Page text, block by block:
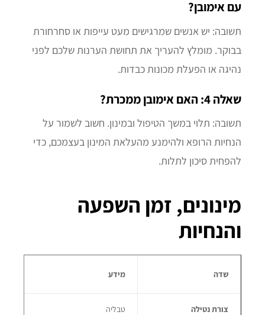
עם אימובן?
תשובה: יש אנשים שמרגישים מעט עייפות או סחרחורת
בבוקר. מומלץ להעריך את תחושת הערנות שלכם לפני
נהיגה או הפעלת מכונות כבדות.
שאלה 4: האם אימובן ממכרת?
תשובה: תלוי במשך הטיפול ובמינון. חשוב לשמור על
הנחיות הרופא ולהימנע מהעלאת המינון בעצמכם, כדי
להפחית סיכון לתלות.
מינונים, זמן השפעה
והנחיות
שדה מידע
צורת נטילה טבליה